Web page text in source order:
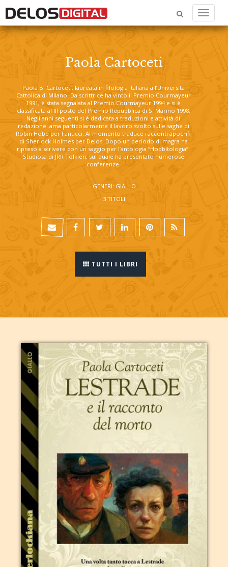
Menu
Paola Cartoceti
Paola B. Cartoceti, laureata in filologia italiana all’Università
Cattolica di Milano. Da scrittrice ha vinto il Premio Courmayeur
1991, è stata segnalata al Premio Courmayeur 1994 e si è
classificata al III posto del Premio Repubblica di S. Marino 1998.
Negli anni seguenti si è dedicata a traduzioni e attività di
redazione: ama particolarmente il lavoro svolto sulle saghe di
Robin Hobb per Fanucci. Al momento traduce racconti apocrifi
di Sherlock Holmes per Delos. Dopo un periodo di magra ha
ripreso a scrivere con un saggio per l’antologia “Hobbitologia”.
Studiosa di JRR Tolkien, sul quale ha presentato numerose
conferenze.
GENERI: GIALLO
3 TITOLI
TUTTI I LIBRI